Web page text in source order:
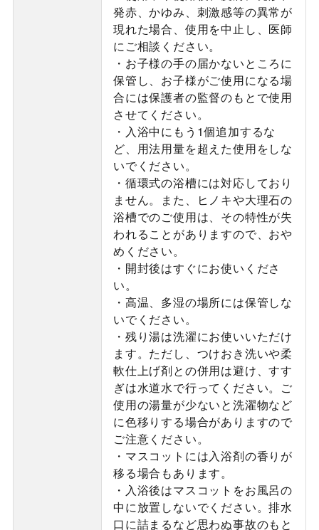
発赤、かゆみ、刺激感等の異常が
現れた場合、使用を中止し、医師
にご相談ください。
・お子様の手の届かないところに
保管し、お子様がご使用になる場
合には保護者の監督のもとで使用
させてください。
・入浴中にもう1個追加するな
ど、用法用量を超えた使用をしな
いでください。
・循環式の浴槽には対応しており
ません。また、ヒノキや大理石の
浴槽でのご使用は、その特性が失
われることがありますので、おや
めください。
・開封後はすぐにお使いくださ
い。
・高温、多湿の場所には保管しな
いでください。
・残り湯は洗濯にお使いいただけ
ます。ただし、つけおき洗いや柔
軟仕上げ剤との併用は避け、すす
ぎは水道水で行ってください。ご
使用の湯量が少ないと洗濯物など
に色移りする場合がありますので
ご注意ください。
・マスコットには入浴剤の香りが
移る場合もあります。
・入浴後はマスコットをお風呂の
中に放置しないでください。排水
口に詰まるなど思わぬ事故のもと